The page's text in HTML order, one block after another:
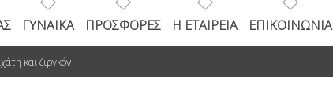
ΓΥΝΑΙΚΑ ΠΡΟΣΦΟΡΕΣ Η ΕΤΑΙΡΕΊΑ ΕΠΙΚΟΙΝΩΝΊΑ
και ζιργκόν